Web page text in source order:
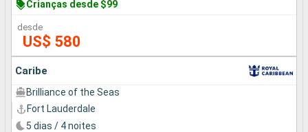
Crianças desde $99
desde
US$ 580
Caribe
Brilliance of the Seas
Fort Lauderdale
5 dias / 4 noites